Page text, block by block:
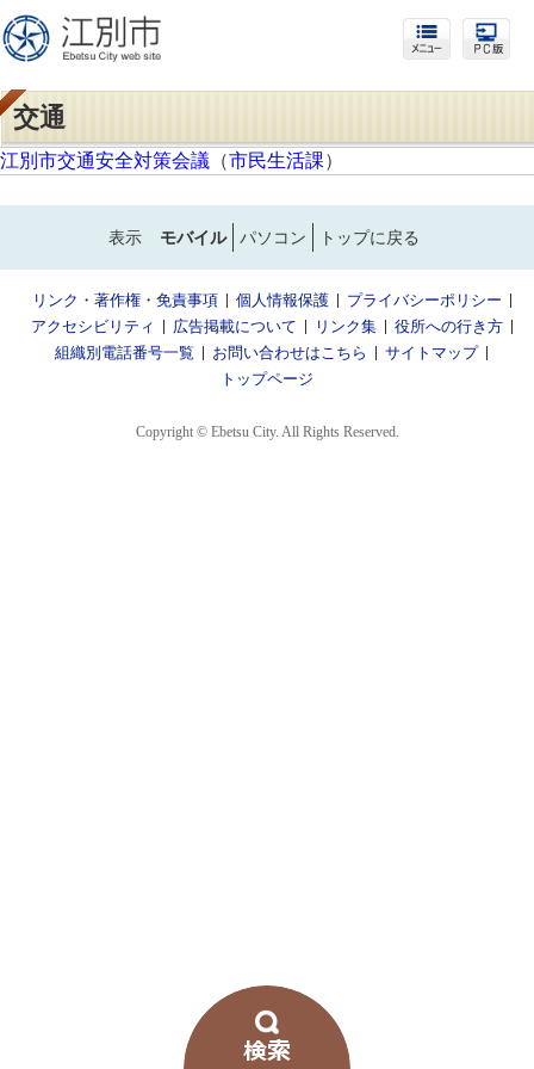
交通
江別市交通安全対策会議 （市民生活課）
表示 モバイル パソコン トップに戻る
リンク・著作権・免責事項 個人情報保護
プライバシーポリシー
アクセシビリティ
広告掲載について リンク集
役所への行き方
組織別電話番号一覧
お問い合わせはこちら
サイトマップ
トップページ
Copyright © Ebetsu City. All Rights Reserved.